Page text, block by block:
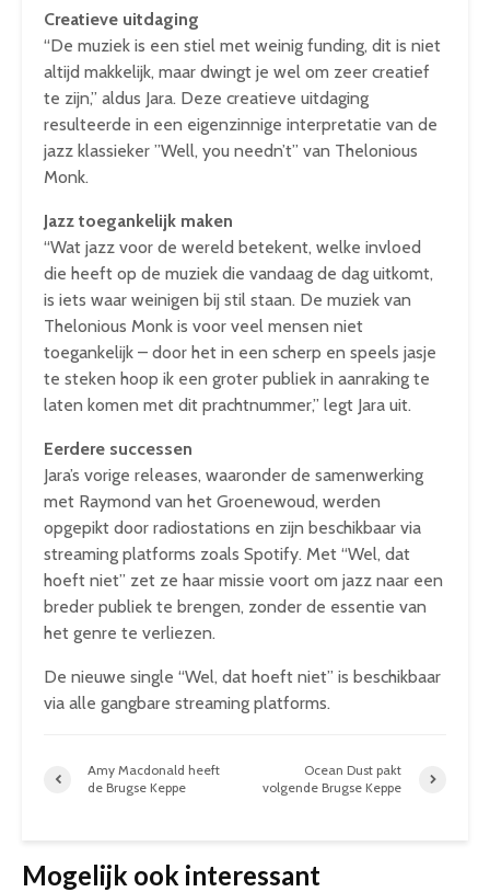
Creatieve uitdaging
“De muziek is een stiel met weinig funding, dit is niet
altijd makkelijk, maar dwingt je wel om zeer creatief
te zijn,” aldus Jara. Deze creatieve uitdaging
resulteerde in een eigenzinnige interpretatie van de
jazz klassieker ”Well, you needn’t” van Thelonious
Monk.
Jazz toegankelijk maken
“Wat jazz voor de wereld betekent, welke invloed
die heeft op de muziek die vandaag de dag uitkomt,
is iets waar weinigen bij stil staan. De muziek van
Thelonious Monk is voor veel mensen niet
toegankelijk – door het in een scherp en speels jasje
te steken hoop ik een groter publiek in aanraking te
laten komen met dit prachtnummer,” legt Jara uit.
Eerdere successen
Jara’s vorige releases, waaronder de samenwerking
met Raymond van het Groenewoud, werden
opgepikt door radiostations en zijn beschikbaar via
streaming platforms zoals Spotify. Met “Wel, dat
hoeft niet” zet ze haar missie voort om jazz naar een
breder publiek te brengen, zonder de essentie van
het genre te verliezen.
De nieuwe single “Wel, dat hoeft niet” is beschikbaar
via alle gangbare streaming platforms.
Amy Macdonald heeft
de Brugse Keppe
Ocean Dust pakt
volgende Brugse Keppe
Mogelijk ook interessant